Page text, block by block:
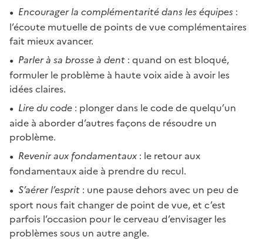
Encourager la complémentarité dans les équipes :
l’écoute mutuelle de points de vue complémentaires
fait mieux avancer.
Parler à sa brosse à dent : quand on est bloqué,
formuler le problème à haute voix aide à avoir les
idées claires.
Lire du code : plonger dans le code de quelqu’un
aide à aborder d’autres façons de résoudre un
problème.
Revenir aux fondamentaux : le retour aux
fondamentaux aide à prendre du recul.
S’aérer l’esprit : une pause dehors avec un peu de
sport nous fait changer de point de vue, et c’est
parfois l’occasion pour le cerveau d’envisager les
problèmes sous un autre angle.